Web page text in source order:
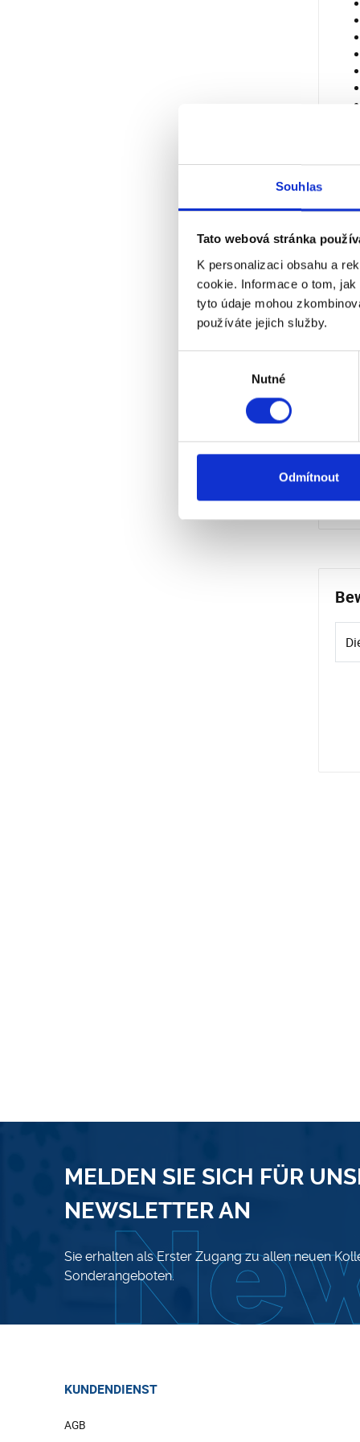
Souhlas
Tato webová stránka
K personalizaci obsahu a
cookie. Informace o tom,
tyto údaje mohou
používáte jejich služby.
Nutné
Odmítnout
MELDEN SIE SICH FÜR
NEWSLETTER AN
Sie erhalten als Erster Zugang zu allen neuen
Sonderangeboten.
KUNDENDIENST
AGB